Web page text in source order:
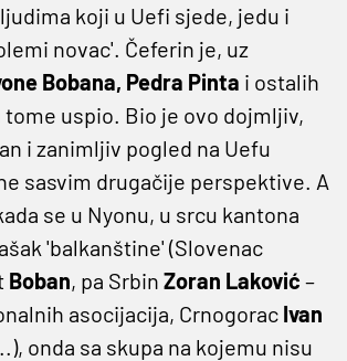
koji u Uefi sjede, jedu i
novac'. Čeferin je, uz
Bobana, Pedra Pinta i ostalih
tome uspio. Bio je ovo dojmljiv,
i zanimljiv pogled na Uefu
sasvim drugačije perspektive. A
se u Nyonu, u srcu kantona
'balkanštine' (Slovenac
Boban, pa Srbin Zoran Laković –
asocijacija, Crnogorac Ivan
onda sa skupa na kojemu nisu